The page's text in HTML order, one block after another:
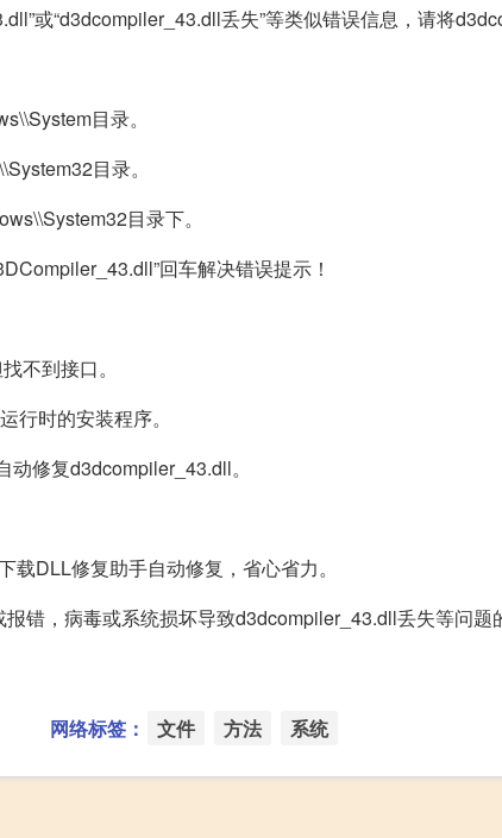
或“d3dcompiler_43.dll丢失”等类似错误信息，请将
目录。
目录。
目录下。
回车解决错误提示！
不到接口。
行时的安装程序。
修复d3dcompiler_43.dll。
DLL修复助手自动修复，省心省力。
错，病毒或系统损坏导致d3dcompiler_43.dll丢失等问题
网络标签： 文件 方法 系统